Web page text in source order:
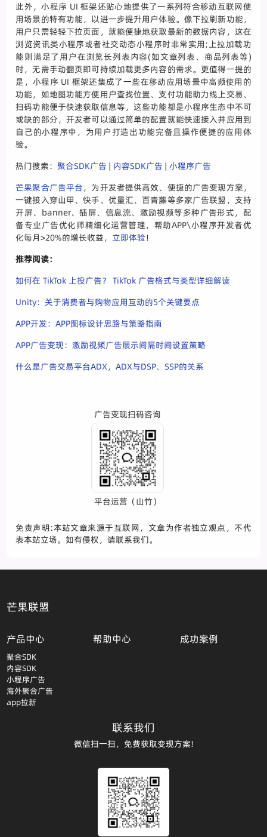
此外，小程序 UI 框架还贴心地提供了一系列符合移动互联网使
用场景的特有功能，以进一步提升用户体验。像下拉刷新功能，
用户只需轻轻下拉页面，就能便捷地获取最新的数据内容，这在
浏览资讯类小程序或者社交动态小程序时非常实用;上拉加载功
能则满足了用户在浏览长列表内容(如文章列表、商品列表等)
时，无需手动翻页即可持续加载更多内容的需求。更值得一提的
是，小程序 UI 框架还集成了一些在移动应用场景中高频使用的
功能，如地图功能方便用户查找位置、支付功能助力线上交易、
扫码功能便于快速获取信息等，这些功能都是小程序生态中不可
或缺的部分，开发者可以通过简单的配置就能快速接入并应用到
自己的小程序中，为用户打造出功能完备且操作便捷的应用体
验。
热门搜索：聚合SDK广告 | 内容SDK广告 |小程序广告
芒果聚合广告平台，为开发者提供高效、便捷的广告变现方案，
一键接入穿山甲、快手、优量汇、百青藤等多家广告联盟，支持
开屏、banner、插屏、信息流、激励视频等多种广告形式，配
备专业广告优化师精细化运营管理，帮助APP\小程序开发者优
化每月>20%的增长收益， 立即体验！
推荐阅读：
如何在 TikTok 上投广告？ TikTok 广告格式与类型详细解读
Unity：关于消费者与购物应用互动的5个关键要点
APP开发：APP图标设计思路与策略指南
APP广告变现：激励视频广告展示间隔时间设置策略
什么是广告交易平台ADX，ADX与DSP、SSP的关系
广告变现扫码咨询
平台运营（山竹）
免责声明:本站文章来源于互联网，文章为作者独立观点，不代
表本站立场。如有侵权，请联系我们。
芒果联盟
产品中心
聚合SDK
内容SDK
小程序广告
海外聚合广告
app拉新
帮助中心 成功案例
联系我们
微信扫一扫，免费获取变现方案!